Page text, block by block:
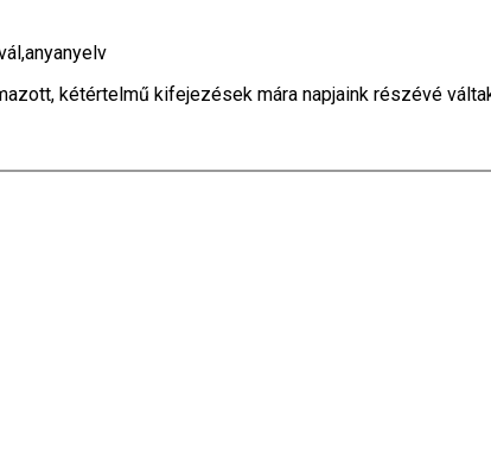
kétértelmű kifejezések mára napjaink részévé